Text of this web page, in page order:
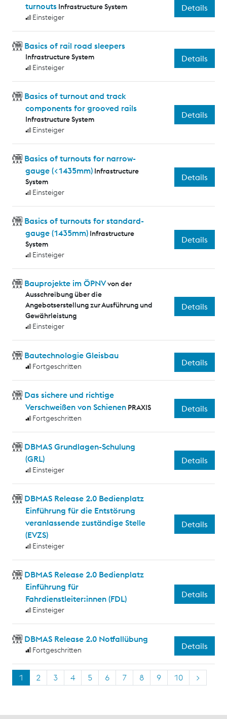
turnouts Infrastructure System
Einsteiger
Details
Basics of rail road sleepers
Infrastructure System
Einsteiger
Details
Basics of turnout and track
components for grooved rails
Infrastructure System
Einsteiger
Details
Basics of turnouts for narrow-
gauge (<1435mm) Infrastructure
System
Einsteiger
Details
Basics of turnouts for standard-
gauge (1435mm) Infrastructure
System
Einsteiger
Details
Bauprojekte im ÖPNVvon der
Ausschreibung über die
Angebotserstellung zur Ausführung und
Gewährleistung
Einsteiger
Details
Bautechnologie Gleisbau
Fortgeschritten Details
Das sichere und richtige
Verschweißen von Schienen PRAXIS
Fortgeschritten
Details
DBMAS Grundlagen-Schulung
(GRL)
Einsteiger
Details
DBMAS Release 2.0 Bedienplatz
Einführung für die Entstörung
veranlassende zuständige Stelle
(EVZS)
Einsteiger
Details
DBMAS Release 2.0 Bedienplatz
Einführung für
Fahrdienstleiter:innen (FDL)
Einsteiger
Details
DBMAS Release 2.0 Notfallübung
Fortgeschritten Details
1 2 3 4 5 6 7 8 9 10 >